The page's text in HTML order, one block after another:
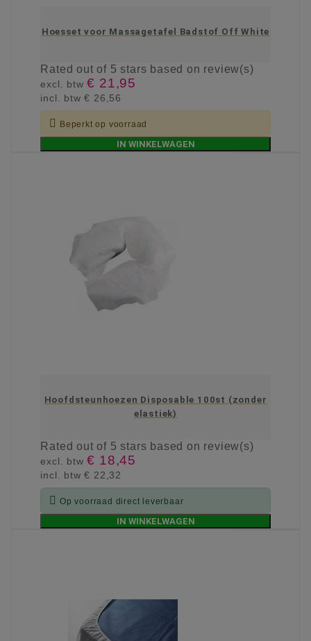
Hoesset voor Massagetafel Badstof Off White
Ratedout of 5 stars based on review(s)
excl. btw€ 21,95
incl. btw€ 26,56
 Beperkt op voorraad
IN WINKELWAGEN
Hoofdsteunhoezen Disposable 100st (zonder
elastiek)
Ratedout of 5 stars based on review(s)
excl. btw€ 18,45
incl. btw€ 22,32
 Op voorraad direct leverbaar
IN WINKELWAGEN